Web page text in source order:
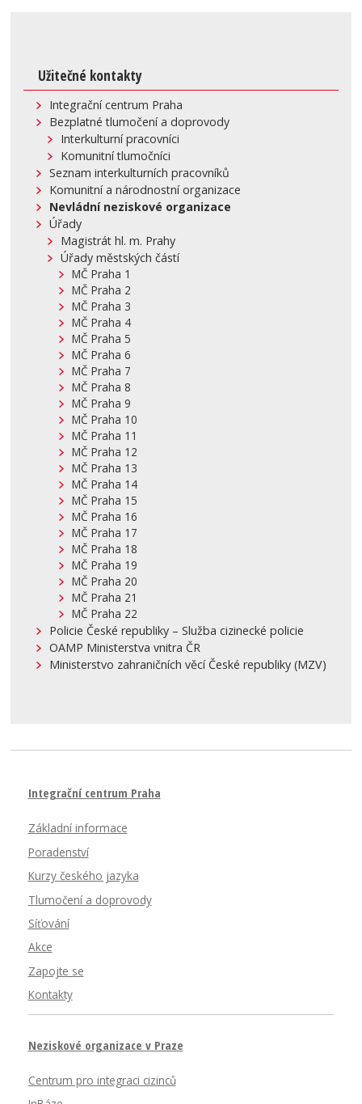
Užitečné kontakty
Integrační centrum Praha
Bezplatné tlumočení a doprovody
Interkulturní pracovníci
Komunitní tlumočníci
Seznam interkulturních pracovníků
Komunitní a národnostní organizace
Nevládní neziskové organizace
Úřady
Magistrát hl. m. Prahy
Úřady městských částí
MČ Praha 1
MČ Praha 2
MČ Praha 3
MČ Praha 4
MČ Praha 5
MČ Praha 6
MČ Praha 7
MČ Praha 8
MČ Praha 9
MČ Praha 10
MČ Praha 11
MČ Praha 12
MČ Praha 13
MČ Praha 14
MČ Praha 15
MČ Praha 16
MČ Praha 17
MČ Praha 18
MČ Praha 19
MČ Praha 20
MČ Praha 21
MČ Praha 22
Policie České republiky – Služba cizinecké policie
OAMP Ministerstva vnitra ČR
Ministerstvo zahraničních věcí České republiky (MZV)
Integrační centrum Praha
Základní informace
Poradenství
Kurzy českého jazyka
Tlumočení a doprovody
Síťování
Akce
Zapojte se
Kontakty
Neziskové organizace v Praze
Centrum pro integraci cizinců